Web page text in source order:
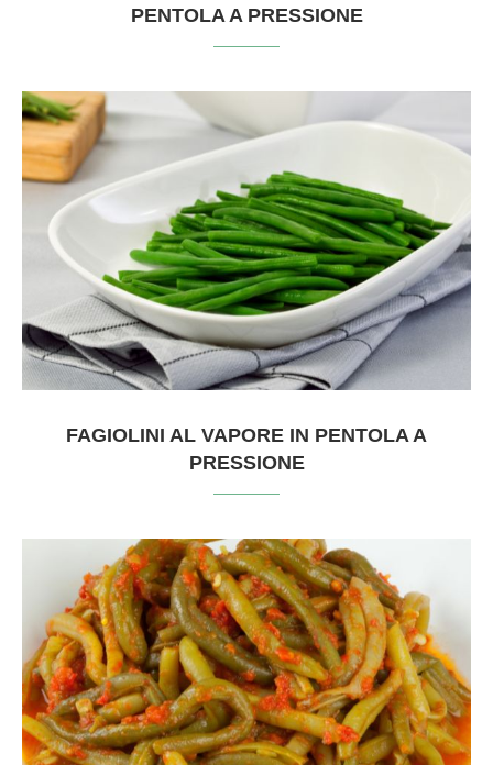
PENTOLA A PRESSIONE
FAGIOLINI AL VAPORE IN PENTOLA A
PRESSIONE